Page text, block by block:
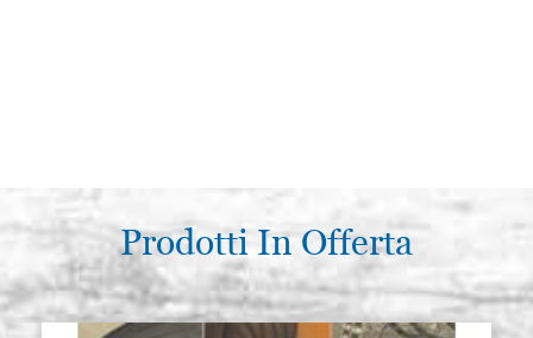
Prodotti In Offerta